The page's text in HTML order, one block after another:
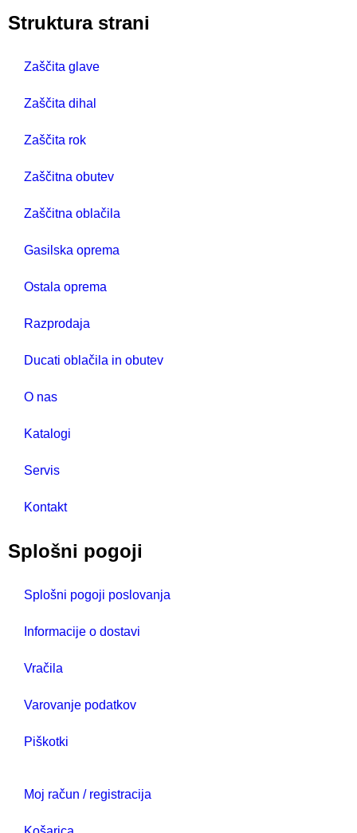
Struktura strani
Zaščita glave
Zaščita dihal
Zaščita rok
Zaščitna obutev
Zaščitna oblačila
Gasilska oprema
Ostala oprema
Razprodaja
Ducati oblačila in obutev
O nas
Katalogi
Servis
Kontakt
Splošni pogoji
Splošni pogoji poslovanja
Informacije o dostavi
Vračila
Varovanje podatkov
Piškotki
Moj račun / registracija